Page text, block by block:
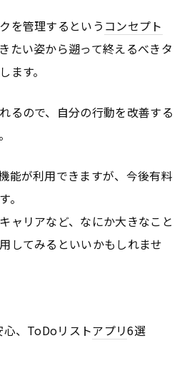
を管理するという コンセプト
たい姿から遡って終えるべきタ
ます。
るので、自分の行動を改善する
能が利用できますが、今後有料
。
ャリアなど、なにか大きなこと
してみるといいかもしれませ
、ToDoリストアプリ6選